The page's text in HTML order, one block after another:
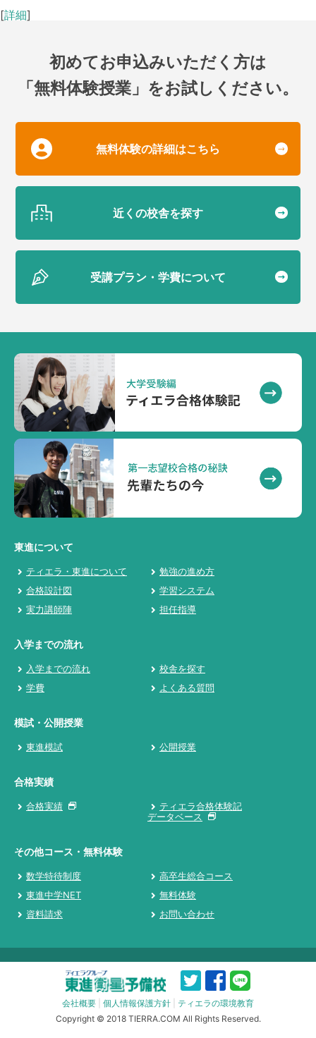
[詳細]
初めてお申込みいただく方は
「無料体験授業」をお試しください。
無料体験の詳細はこちら
近くの校舎を探す
受講プラン・学費について
東進について
ティエラ・東進について
勉強の進め方
合格設計図
学習システム
実力講師陣
担任指導
入学までの流れ
入学までの流れ
校舎を探す
学費
よくある質問
模試・公開授業
東進模試 公開授業
合格実績
合格実績
ティエラ合格体験記
データベース
その他コース・無料体験
数学特待制度
高卒生総合コース
東進中学NET
無料体験
資料請求
お問い合わせ
会社概要 個人情報保護方針
ティエラの環境教育
Copyright © 2018 TIERRA.COM All Rights Reserved.